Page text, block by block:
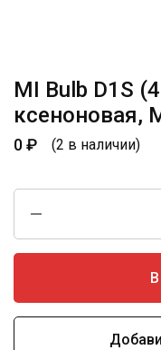
MI Bulb D1S
ксеноновая,
0₽ (2 в наличии)